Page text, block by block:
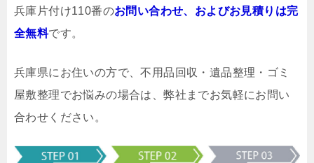
兵庫片付け110番のお問い合わせ、およびお見積りは完
全無料です。
兵庫県にお住いの方で、不用品回収・遺品整理・ゴミ
屋敷整理でお悩みの場合は、弊社までお気軽にお問い
合わせください。